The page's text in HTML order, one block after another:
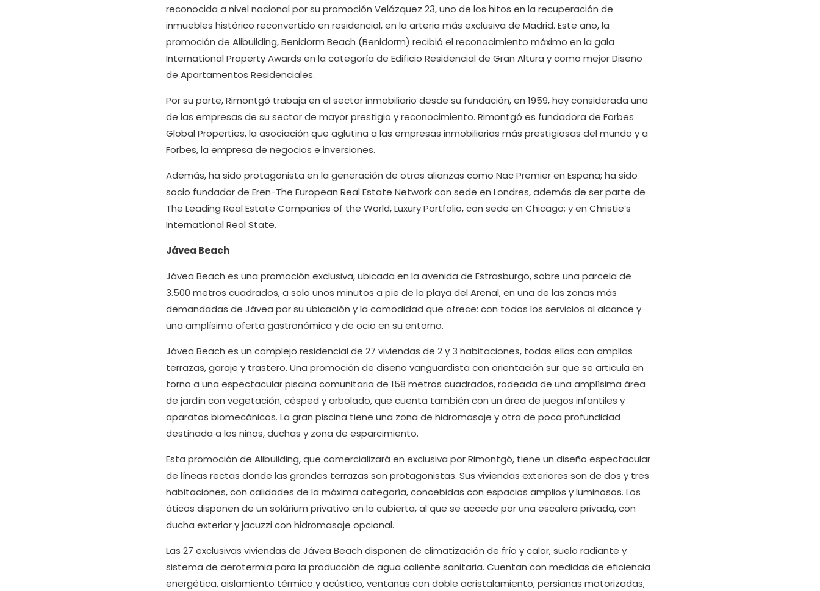
reconocida a nivel nacional por su promoción Velázquez 23, uno de los hitos en la recuperación de
inmuebles histórico reconvertido en residencial, en la arteria más exclusiva de Madrid. Este año, la
promoción de Alibuilding, Benidorm Beach (Benidorm) recibió el reconocimiento máximo en la gala
International Property Awards en la categoría de Edificio Residencial de Gran Altura y como mejor Diseño
de Apartamentos Residenciales.
Por su parte, Rimontgó trabaja en el sector inmobiliario desde su fundación, en 1959, hoy considerada una
de las empresas de su sector de mayor prestigio y reconocimiento. Rimontgó es fundadora de Forbes
Global Properties, la asociación que aglutina a las empresas inmobiliarias más prestigiosas del mundo y a
Forbes, la empresa de negocios e inversiones.
Además, ha sido protagonista en la generación de otras alianzas como Nac Premier en España; ha sido
socio fundador de Eren-The European Real Estate Network con sede en Londres, además de ser parte de
The Leading Real Estate Companies of the World, Luxury Portfolio, con sede en Chicago; y en Christie’s
International Real State.
Jávea Beach
Jávea Beach es una promoción exclusiva, ubicada en la avenida de Estrasburgo, sobre una parcela de
3.500 metros cuadrados, a solo unos minutos a pie de la playa del Arenal, en una de las zonas más
demandadas de Jávea por su ubicación y la comodidad que ofrece: con todos los servicios al alcance y
una amplísima oferta gastronómica y de ocio en su entorno.
Jávea Beach es un complejo residencial de 27 viviendas de 2 y 3 habitaciones, todas ellas con amplias
terrazas, garaje y trastero. Una promoción de diseño vanguardista con orientación sur que se articula en
torno a una espectacular piscina comunitaria de 158 metros cuadrados, rodeada de una amplísima área
de jardín con vegetación, césped y arbolado, que cuenta también con un área de juegos infantiles y
aparatos biomecánicos. La gran piscina tiene una zona de hidromasaje y otra de poca profundidad
destinada a los niños, duchas y zona de esparcimiento.
Esta promoción de Alibuilding, que comercializará en exclusiva por Rimontgó, tiene un diseño espectacular
de líneas rectas donde las grandes terrazas son protagonistas. Sus viviendas exteriores son de dos y tres
habitaciones, con calidades de la máxima categoría, concebidas con espacios amplios y luminosos. Los
áticos disponen de un solárium privativo en la cubierta, al que se accede por una escalera privada, con
ducha exterior y jacuzzi con hidromasaje opcional.
Las 27 exclusivas viviendas de Jávea Beach disponen de climatización de frío y calor, suelo radiante y
sistema de aerotermia para la producción de agua caliente sanitaria. Cuentan con medidas de eficiencia
energética, aislamiento térmico y acústico, ventanas con doble acristalamiento, persianas motorizadas,